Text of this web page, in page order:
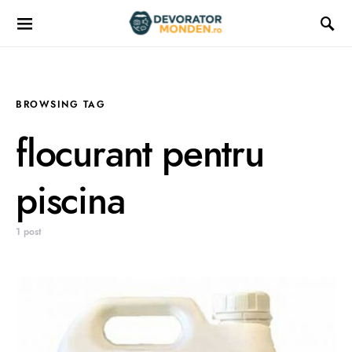
BROWSING TAG
flocurant pentru
piscina
1 post